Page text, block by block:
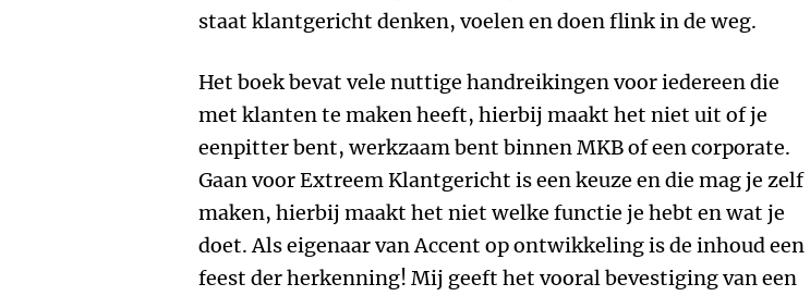
staat klantgericht denken, voelen en doen flink in de weg.
Het boek bevat vele nuttige handreikingen voor iedereen die
met klanten te maken heeft, hierbij maakt het niet uit of je
eenpitter bent, werkzaam bent binnen MKB of een corporate.
Gaan voor Extreem Klantgericht is een keuze en die mag je zelf
maken, hierbij maakt het niet welke functie je hebt en wat je
doet. Als eigenaar van Accent op ontwikkeling is de inhoud een
feest der herkenning! Mij geeft het vooral bevestiging van een